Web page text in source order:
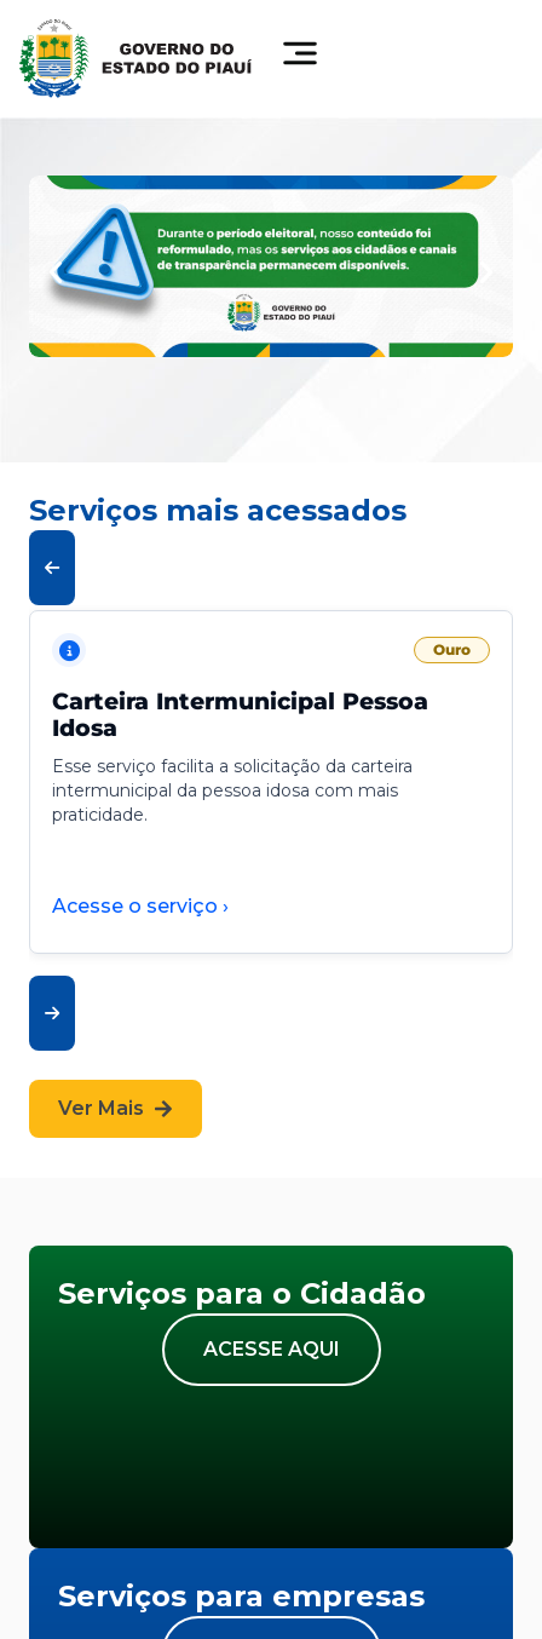
Serviços mais acessados
Ouro
Carteira Intermunicipal Pessoa
Idosa
Esse serviço facilita a solicitação da carteira
intermunicipal da pessoa idosa com mais
praticidade.
Acesse o serviço ›
Ver Mais
Serviços para o Cidadão
ACESSE AQUI
Serviços para empresas